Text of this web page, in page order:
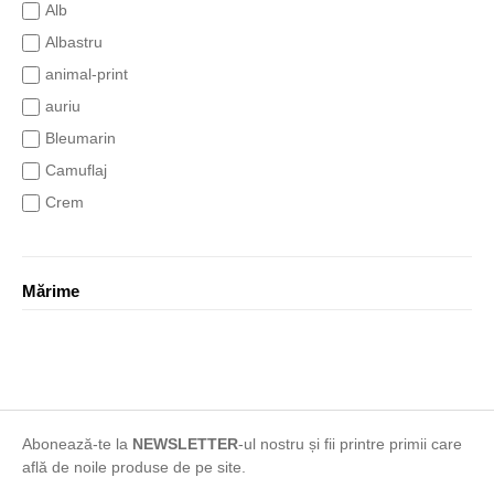
Alb
Albastru
animal-print
auriu
Bleumarin
Camuflaj
Crem
indigo
multicolor
Mărime
Abonează-te la NEWSLETTER-ul nostru și fii printre primii care
află de noile produse de pe site.